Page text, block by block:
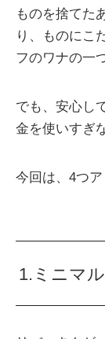
ものを捨てた
り、ものにこ
フのワナの一
でも、安心し
金を使いすぎ
今回は、4つア
1.ミニマ